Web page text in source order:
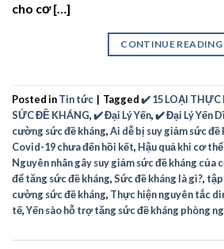
cho cơ […]
CONTINUE READING
Posted inTin tức | Tagged✔️ 15 LOẠI THỰC
SỨC ĐỀ KHÁNG,✔️ Đại Lý Yến,✔️ Đại Lý Yến
cường sức đề kháng,Ai dễ bị suy giảm sức đề
Covid-19 chưa đến hồi kết, Hậu quả khi cơ
Nguyên nhân gây suy giảm sức đề kháng của
để tăng sức đề kháng,Sức đề kháng là gì?,
cường sức đề kháng, Thực hiện nguyên tắc
tế,Yến sào hỗ trợ tăng sức đề kháng phòng